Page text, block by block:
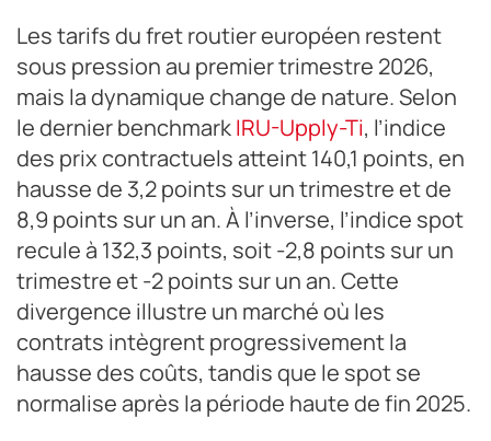
Les tarifs du fret routier européen restent
sous pression au premier trimestre 2026,
mais la dynamique change de nature. Selon
le dernier benchmarkIRU-Upply-Ti, l’indice
des prix contractuels atteint 140,1 points, en
hausse de 3,2 points sur un trimestre et de
8,9 points sur un an. À l’inverse, l’indice spot
recule à 132,3 points, soit -2,8 points sur un
trimestre et -2 points sur un an. Cette
divergence illustre un marché où les
contrats intègrent progressivement la
hausse des coûts, tandis que le spot se
normalise après la période haute de fin 2025.